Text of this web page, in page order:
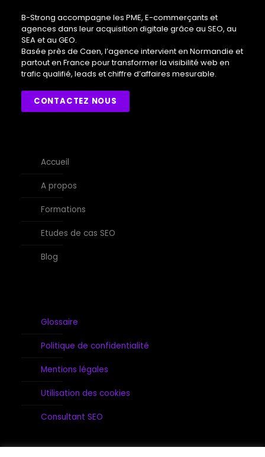
B-Strong accompagne les PME, E-commerçants et
agences dans leur acquisition digitale grâce au SEO, au
SEA et au GEO.
Basée près de Caen, l’agence intervient en Normandie et
partout en France pour transformer la visibilité web en
trafic qualifié, leads et chiffre d’affaires mesurable.
CONTACTEZ NOUS
Accueil
A propos
Formations
Etudes de cas SEO
Blog
Glossaire
Politique de confidentialité
Mentions légales
Utilisation des cookies
Consultant SEO